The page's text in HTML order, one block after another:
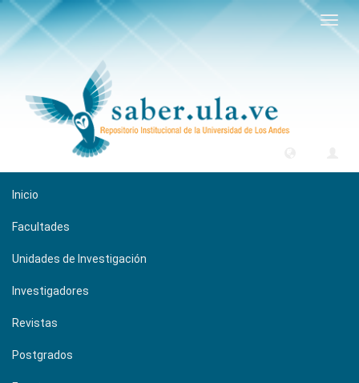
Inicio
Facultades
Unidades de Investigación
Investigadores
Revistas
Postgrados